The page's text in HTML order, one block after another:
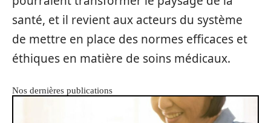
santé, et il revient aux acteurs du système
de mettre en place des normes efficaces et
éthiques en matière de soins médicaux.
Nos dernières publications